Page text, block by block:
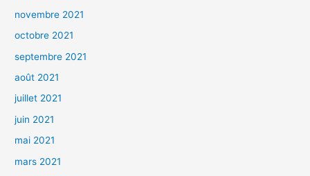
novembre 2021
octobre 2021
septembre 2021
août 2021
juillet 2021
juin 2021
mai 2021
mars 2021